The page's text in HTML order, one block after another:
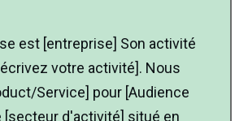
est [entreprise] Son activité
votre activité]. Nous
Service] pour [Audience
[secteur d'activité] situé en